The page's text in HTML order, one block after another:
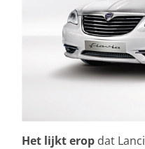
Het lijkt erop dat